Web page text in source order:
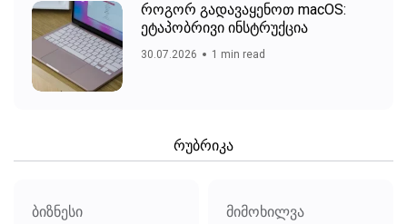
როგორ გადავაყენოთ macOS:
ეტაპობრივი ინსტრუქცია
30.07.2026 1 min read
რუბრიკა
ბიზნესი მიმოხილვა